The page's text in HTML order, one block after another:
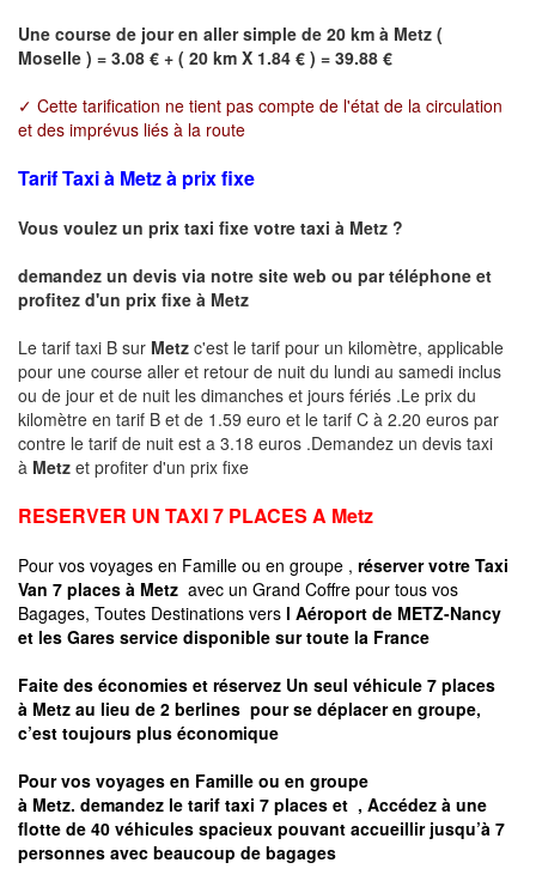
Une course de jour en aller simple de 20 km à Metz (
Moselle ) = 3.08 € + ( 20 km X 1.84 € ) = 39.88 €
✓ Cette tarification ne tient pas compte de l'état de la circulation
et des imprévus liés à la route
Tarif Taxi à Metz à prix fixe
Vous voulez un prix taxi fixe votre taxi à Metz ?
demandez un devis via notre site web ou par téléphone et
profitez d'un prix fixe à Metz
Le tarif taxi B sur Metz c'est le tarif pour un kilomètre, applicable
pour une course aller et retour de nuit du lundi au samedi inclus
ou de jour et de nuit les dimanches et jours fériés .Le prix du
kilomètre en tarif B et de 1.59 euro et le tarif C à 2.20 euros par
contre le tarif de nuit est a 3.18 euros .Demandez un devis taxi
à Metz et profiter d'un prix fixe
RESERVER UN TAXI 7 PLACES A Metz
Pour vos voyages en Famille ou en groupe , réserver votre Taxi
Van 7 places à Metz avec un Grand Coffre pour tous vos
Bagages, Toutes Destinations vers l Aéroport de METZ-Nancy
et les Gares service disponible sur toute la France
Faite des économies et réservez Un seul véhicule 7 places
à Metz au lieu de 2 berlines pour se déplacer en groupe,
c’est toujours plus économique
Pour vos voyages en Famille ou en groupe
à Metz. demandez le tarif taxi 7 places et , Accédez à une
flotte de 40 véhicules spacieux pouvant accueillir jusqu’à 7
personnes avec beaucoup de bagages